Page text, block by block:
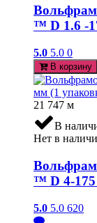
™ D 1.6 -
5.0 5.0 0
В корзину
21 747 м
В
Нет в
™ D 4-
5.0 5.0 620